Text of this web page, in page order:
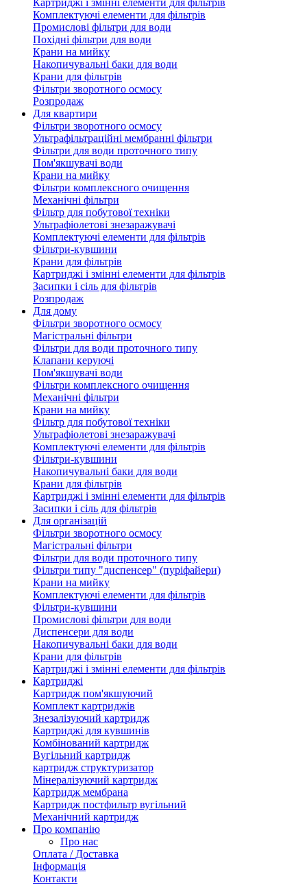
Картриджі і змінні елементи для фільтрів
Комплектуючі елементи для фільтрів
Промислові фільтри для води
Похідні фільтри для води
Крани на мийку
Накопичувальні баки для води
Крани для фільтрів
Фільтри зворотного осмосу
Розпродаж
Для квартири
Фільтри зворотного осмосу
Ультрафільтраційні мембранні фільтри
Фільтри для води проточного типу
Пом'якшувачі води
Крани на мийку
Фільтри комплексного очищення
Механічні фільтри
Фільтр для побутової техніки
Ультрафіолетові знезаражувачі
Комплектуючі елементи для фільтрів
Фільтри-кувшини
Крани для фільтрів
Картриджі і змінні елементи для фільтрів
Засипки і сіль для фільтрів
Розпродаж
Для дому
Фільтри зворотного осмосу
Магістральні фільтри
Фільтри для води проточного типу
Клапани керуючі
Пом'якшувачі води
Фільтри комплексного очищення
Механічні фільтри
Крани на мийку
Фільтр для побутової техніки
Ультрафіолетові знезаражувачі
Комплектуючі елементи для фільтрів
Фільтри-кувшини
Накопичувальні баки для води
Крани для фільтрів
Картриджі і змінні елементи для фільтрів
Засипки і сіль для фільтрів
Для організацій
Фільтри зворотного осмосу
Магістральні фільтри
Фільтри для води проточного типу
Фільтри типу "диспенсер" (пуріфайери)
Крани на мийку
Комплектуючі елементи для фільтрів
Фільтри-кувшини
Промислові фільтри для води
Диспенсери для води
Накопичувальні баки для води
Крани для фільтрів
Картриджі і змінні елементи для фільтрів
Картриджі
Картридж пом'якшуючий
Комплект картриджів
Знезалізуючий картридж
Картриджі для кувшинів
Комбінований картридж
Вугільний картридж
картридж структуризатор
Мінералізуючий картридж
Картридж мембрана
Картридж постфильтр вугільний
Механічний картридж
Про компанію
Про нас
Оплата / Доставка
Інформація
Контакти